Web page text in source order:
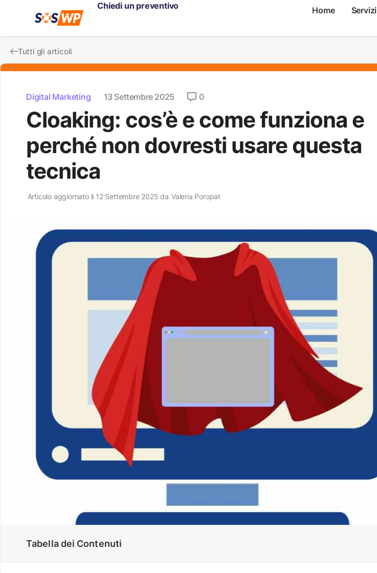
Home Servizi
Chiedi un preventivo
Tutti gli articoli
Digital Marketing 13 Settembre 2025 0
Cloaking: cos’è e come funziona e
perché non dovresti usare questa
tecnica
Articolo aggiornato il 12 Settembre 2025 da Valeria Poropat
Tabella dei Contenuti